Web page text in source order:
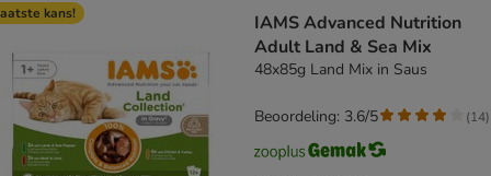
kans!
IAMS Advanced Nutrition
Adult Land & Sea Mix
48x85g Land Mix in Saus
Beoordeling: 3.6/5 (14)